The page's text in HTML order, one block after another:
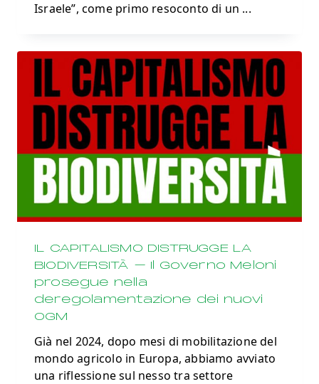
Israele”, come primo resoconto di un ...
IL CAPITALISMO DISTRUGGE LA
BIODIVERSITÀ – Il Governo Meloni
prosegue nella
deregolamentazione dei nuovi
OGM
Già nel 2024, dopo mesi di mobilitazione del
mondo agricolo in Europa, abbiamo avviato
una riflessione sul nesso tra settore